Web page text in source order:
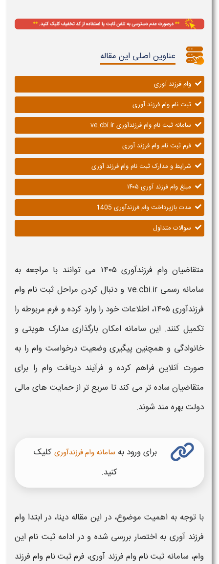
عناوین اصلی این مقاله
وام فرزند آوری
ثبت نام وام فرزند آوری
سامانه ثبت نام وام فرزندآوری ve.cbi.ir
فرم ثبت نام وام فرزند آوری
شرایط و مدارک ثبت نام وام فرزند آوری
مبلغ وام فرزند آوری ۱۴۰۵
مدت بازپرداخت وام فرزندآوری 1405
سوالات متداول
متقاضیانوام فرزندآوری ۱۴۰۵
می توانند با مراجعه به
سامانه رسمی ve.cbi.ir و دنبال کردن مراحل
ثبت نام وام
فرزندآوری ۱۴۰۵
، اطلاعات خود را وارد کرده و فرم مربوطه را
تکمیل کنند. این سامانهامکان بارگذاری مدارک هویتی و
خانوادگی و همچنین پیگیری وضعیت درخواست وام را به
صورت آنلاین فراهم کرده و فرآیند دریافت وام را برای
متقاضیان ساده تر می کند تا سریع تر از حمایت های مالی
دولت بهره مند شوند.
برای ورود به سامانه وام فرزندآوری کلیک
کنید.
با توجه به اهمیت موضوع، در این مقاله دینا، در ابتدا وام
فرزند آوری به اختصار بررسی شده و در ادامهثبت نام این
وام، سامانه ثبت نام وام فرزند آوری، فرم ثبت نام وام فرزند